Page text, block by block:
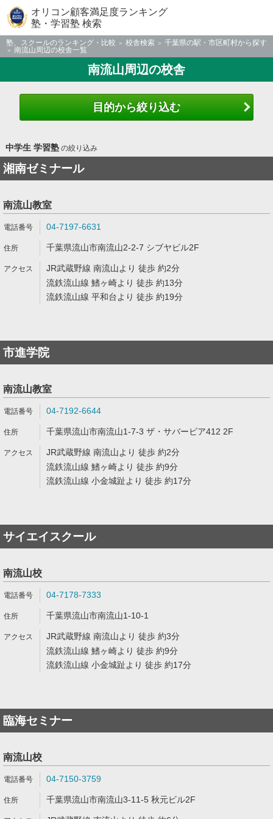
オリコン顧客満足度ランキング
塾・学習塾 検索
塾、スクールのランキング・比較 校舎検索
千葉県の駅・市区町村から探す
南流山周辺の校舎一覧
南流山周辺の校舎
目的から絞り込む
中学生 学習塾の絞り込み
湘南ゼミナール
南流山教室
04‐7197‐6631
千葉県流山市南流山2-2-7 シブヤビル2F
JR武蔵野線 南流山より 徒歩 約2分
流鉄流山線 鰭ヶ崎より 徒歩 約13分
流鉄流山線 平和台より 徒歩 約19分
市進学院
南流山教室
04-7192-6644
千葉県流山市南流山1-7-3 ザ・サバービア412 2F
JR武蔵野線 南流山より 徒歩 約2分
流鉄流山線 鰭ヶ崎より 徒歩 約9分
流鉄流山線 小金城趾より 徒歩 約17分
サイエイスクール
南流山校
04-7178-7333
千葉県流山市南流山1-10-1
JR武蔵野線 南流山より 徒歩 約3分
流鉄流山線 鰭ヶ崎より 徒歩 約9分
流鉄流山線 小金城趾より 徒歩 約17分
臨海セミナー
南流山校
04-7150-3759
千葉県流山市南流山3-11-5 秋元ビル2F